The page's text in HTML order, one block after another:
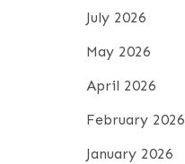
July 2026
May 2026
April 2026
February 2026
January 2026